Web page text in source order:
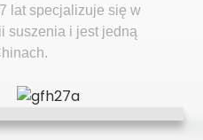
lat specjalizuje się w
suszenia i jest jedną